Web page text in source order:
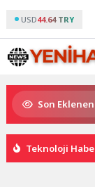
USD44.64 TRY
Son
Geleceği ve Yatırım
Teknoloji